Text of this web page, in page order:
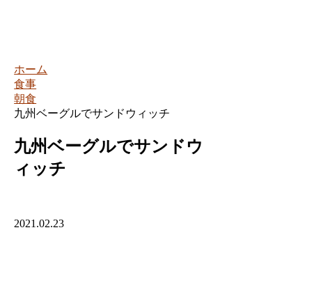
ホーム
食事
朝食
九州ベーグルでサンドウィッチ
九州ベーグルでサンドウ
ィッチ
2021.02.23